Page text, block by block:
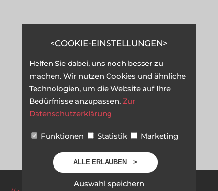
COOKIE-EINSTELLUNGEN
Helfen Sie dabei, uns noch besser zu
machen. Wir nutzen Cookies und ähnliche
Technologien, um die Website auf Ihre
Bedürfnisse anzupassen. Zur
Datenschutzerklärung
Funktionen Statistik Marketing
ALLE ERLAUBEN
Auswahl speichern